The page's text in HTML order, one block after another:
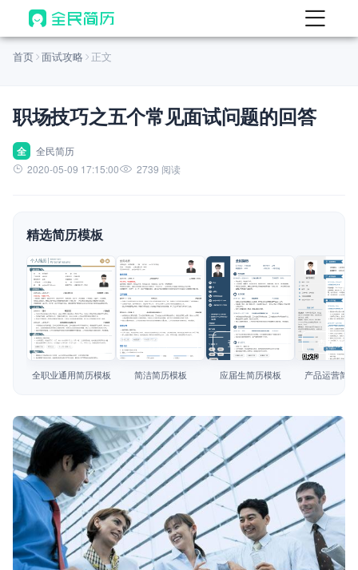
首页
AI 生成简历
AI 优化简历
AI 翻译简历
AI 模拟面试
面试自我介绍
AI 职场工具 New
简历模板
简历教程
首页 面试攻略 正文
职场技巧之五个常见面试问题的回答
全
全民简历
2020-05-09 17:15:00
2739 阅读
精选简历模板
查看模板
全职业通用简历模板
查看模板
简洁简历模板
查看模板
应届生简历模板
查看模板
产品运营简